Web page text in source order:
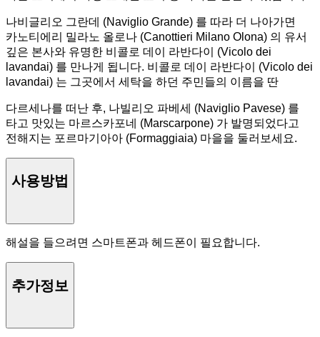
나비글리오 그란데 (Naviglio Grande) 를 따라 더 나아가면
카노티에리 밀라노 올로나 (Canottieri Milano Olona) 의 유서
깊은 본사와 유명한 비콜로 데이 라반다이 (Vicolo dei
lavandai) 를 만나게 됩니다. 비콜로 데이 라반다이 (Vicolo dei
lavandai) 는 그곳에서 세탁을 하던 주민들의 이름을 딴
다르세나를 떠난 후, 나빌리오 파베세 (Naviglio Pavese) 를
타고 맛있는 마르스카포네 (Marscarpone) 가 발명되었다고
전해지는 포르마기아아 (Formaggiaia) 마을을 둘러보세요.
사용방법
해설을 들으려면 스마트폰과 헤드폰이 필요합니다.
추가정보